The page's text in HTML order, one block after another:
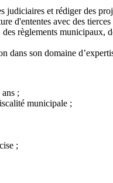
judiciaires et rédiger des
d'ententes avec des tierces
règlements
dans son domaine
;
municipale ;
;